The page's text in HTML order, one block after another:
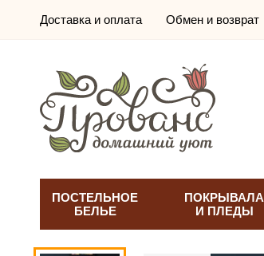
Доставка и оплата Обмен и возврат
ПОСТЕЛЬНОЕ
БЕЛЬЕ
ПОКРЫВАЛА
И ПЛЕДЫ